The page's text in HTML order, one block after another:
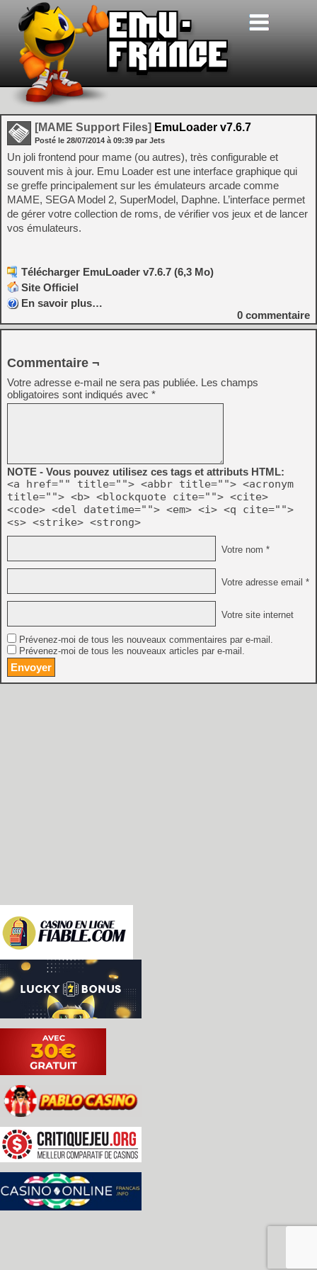
[MAME Support Files] EmuLoader v7.6.7
Posté le 28/07/2014 à 09:39 par Jets
Un joli frontend pour mame (ou autres), très configurable et
souvent mis à jour. Emu Loader est une interface graphique qui
se greffe principalement sur les émulateurs arcade comme
MAME, SEGA Model 2, SuperModel, Daphne. L’interface permet
de gérer votre collection de roms, de vérifier vos jeux et de lancer
vos émulateurs.
Télécharger EmuLoader v7.6.7 (6,3 Mo)
Site Officiel
En savoir plus…
0 commentaire
Commentaire ¬
Votre adresse e-mail ne sera pas publiée. Les champs
obligatoires sont indiqués avec *
NOTE - Vous pouvez utilisez ces tags et attributs HTML:
<a href="" title=""> <abbr title=""> <acronym
title=""> <b> <blockquote cite=""> <cite>
<code> <del datetime=""> <em> <i> <q cite="">
<s> <strike> <strong>
Votre nom *
Votre adresse email *
Votre site internet
Prévenez-moi de tous les nouveaux commentaires par e-mail.
Prévenez-moi de tous les nouveaux articles par e-mail.